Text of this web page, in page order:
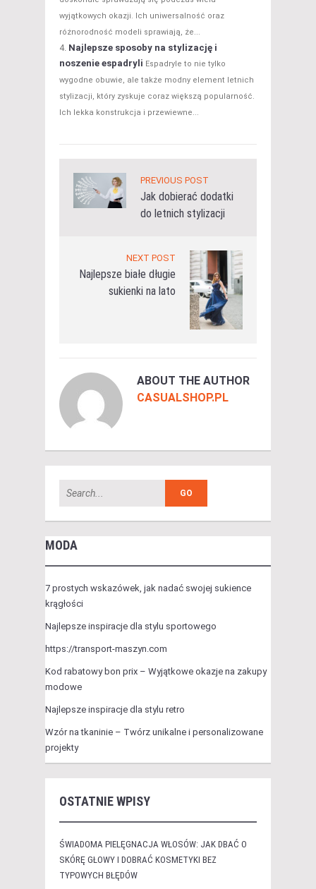
wyjątkowych okazji. Ich uniwersalność oraz
różnorodność modeli sprawiają, że...
Najlepsze sposoby na stylizację i
noszenie espadryli Espadryle to nie tylko
wygodne obuwie, ale także modny element letnich
stylizacji, który zyskuje coraz większą popularność.
Ich lekka konstrukcja i przewiewne...
PREVIOUS POST
Jak dobierać dodatki
do letnich stylizacji
NEXT POST
Najlepsze białe długie
sukienki na lato
ABOUT THE AUTHOR
CASUALSHOP.PL
MODA
7 prostych wskazówek, jak nadać swojej sukience
krągłości
Najlepsze inspiracje dla stylu sportowego
https://transport-maszyn.com
Kod rabatowy bon prix – Wyjątkowe okazje na zakupy
modowe
Najlepsze inspiracje dla stylu retro
Wzór na tkaninie – Twórz unikalne i personalizowane
projekty
OSTATNIE WPISY
ŚWIADOMA PIELĘGNACJA WŁOSÓW: JAK DBAĆ O
SKÓRĘ GŁOWY I DOBRAĆ KOSMETYKI BEZ
TYPOWYCH BŁĘDÓW